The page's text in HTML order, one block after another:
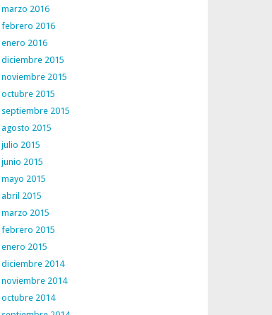
marzo 2016
febrero 2016
enero 2016
diciembre 2015
noviembre 2015
octubre 2015
septiembre 2015
agosto 2015
julio 2015
junio 2015
mayo 2015
abril 2015
marzo 2015
febrero 2015
enero 2015
diciembre 2014
noviembre 2014
octubre 2014